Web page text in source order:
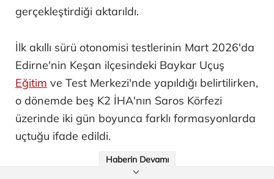
gerçekleştirdiği aktarıldı.
İlk akıllı sürü otonomisi testlerinin Mart 2026'da
Edirne'nin Keşan ilçesindeki Baykar Uçuş
Eğitim ve Test Merkezi'nde yapıldığı belirtilirken,
o dönemde beş K2 İHA'nın Saros Körfezi
üzerinde iki gün boyunca farklı formasyonlarda
uçtuğu ifade edildi.
Haberin Devamı